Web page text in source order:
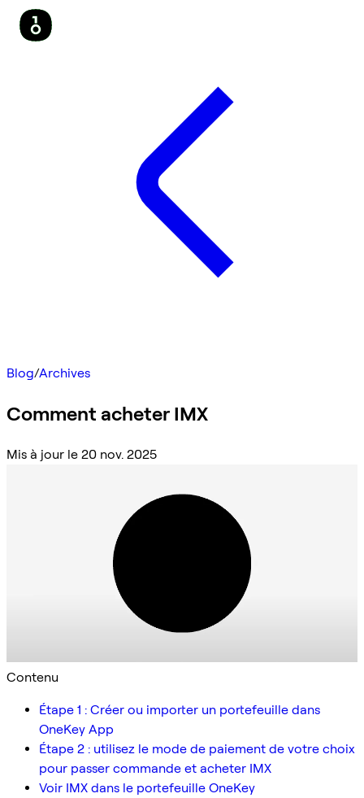
Blog/Archives
Comment acheter IMX
Mis à jour le 20 nov. 2025
Contenu
Étape 1 : Créer ou importer un portefeuille dans
OneKey App
Étape 2 : utilisez le mode de paiement de votre choix
pour passer commande et acheter IMX
Voir IMX dans le portefeuille OneKey